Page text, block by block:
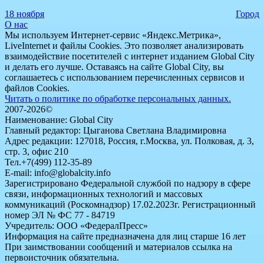
18 ноября
Город
О нас
Мы используем Интернет-сервис «Яндекс.Метрика»,
LiveInternet и файлы Cookies. Это позволяет анализировать
взаимодействие посетителей с интернет изданием Global City
и делать его лучше. Оставаясь на сайте Global City, вы
соглашаетесь с использованием перечисленных сервисов и
файлов Cookies.
Читать о политике по обработке персональных данных.
2007-2026©
Наименование: Global City
Главный редактор: Цыганова Светлана Владимировна
Адрес редакции: 127018, Россия, г.Москва, ул. Полковая, д. 3,
стр. 3, офис 210
Тел.+7(499) 112-35-89
E-mail: info@globalcity.info
Зарегистрировано Федеральной службой по надзору в сфере
связи, информационных технологий и массовых
коммуникаций (Роскомнадзор) 17.02.2023г. Регистрационный
номер ЭЛ № ФС 77 - 84719
Учредитель: ООО «ФедералПресс»
Информация на сайте предназначена для лиц старше 16 лет
При заимствовании сообщений и материалов ссылка на
первоисточник обязательна.